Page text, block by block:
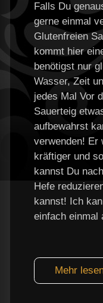
Falls Du
gerne einmal
Glutenfreien
kommt hier
benötigst nur
Wasser, Zeit
jedes Mal Vor
Sauerteig
aufbewahrst
verwenden! Er
kräftiger und
kannst Du
Hefe
kannst! Ich
einfach einmal
Mehr